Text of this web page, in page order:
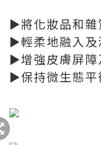
►將化妝品和雜
►輕柔地融入及
►增強皮膚屏障
►保持微生態平